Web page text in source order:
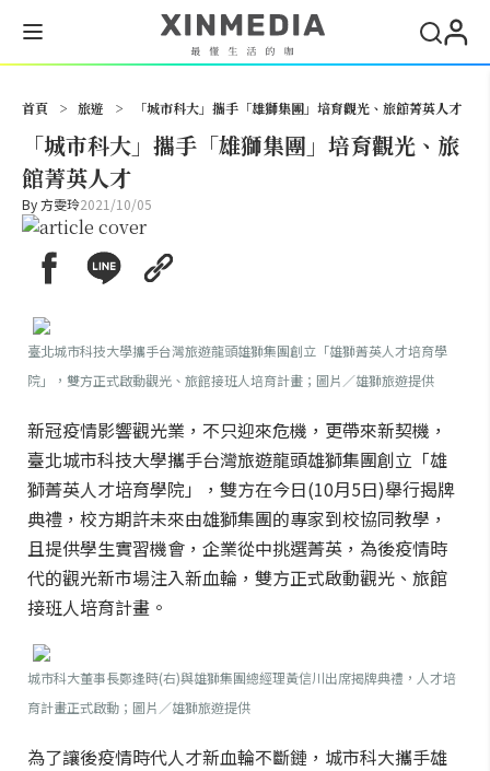
首頁 > 旅遊 > 「城市科大」攜手「雄獅集團」培育觀光、旅館菁英人才
「城市科大」攜手「雄獅集團」培育觀光、旅
館菁英人才
By方雯玲2021/10/05
臺北城市科技大學攜手台灣旅遊龍頭雄獅集團創立「雄獅菁英人才培育學
院」，雙方正式啟動觀光、旅館接班人培育計畫；圖片／雄獅旅遊提供
新冠疫情影響觀光業，不只迎來危機，更帶來新契機，
臺北城市科技大學攜手台灣旅遊龍頭雄獅集團創立「雄
獅菁英人才培育學院」，雙方在今日(10月5日)舉行揭牌
典禮，校方期許未來由雄獅集團的專家到校協同教學，
且提供學生實習機會，企業從中挑選菁英，為後疫情時
代的觀光新市場注入新血輪，雙方正式啟動觀光、旅館
接班人培育計畫。
城市科大董事長鄭逢時(右)與雄獅集團總經理黃信川出席揭牌典禮，人才培
育計畫正式啟動；圖片／雄獅旅遊提供
為了讓後疫情時代人才新血輪不斷鏈，城市科大攜手雄